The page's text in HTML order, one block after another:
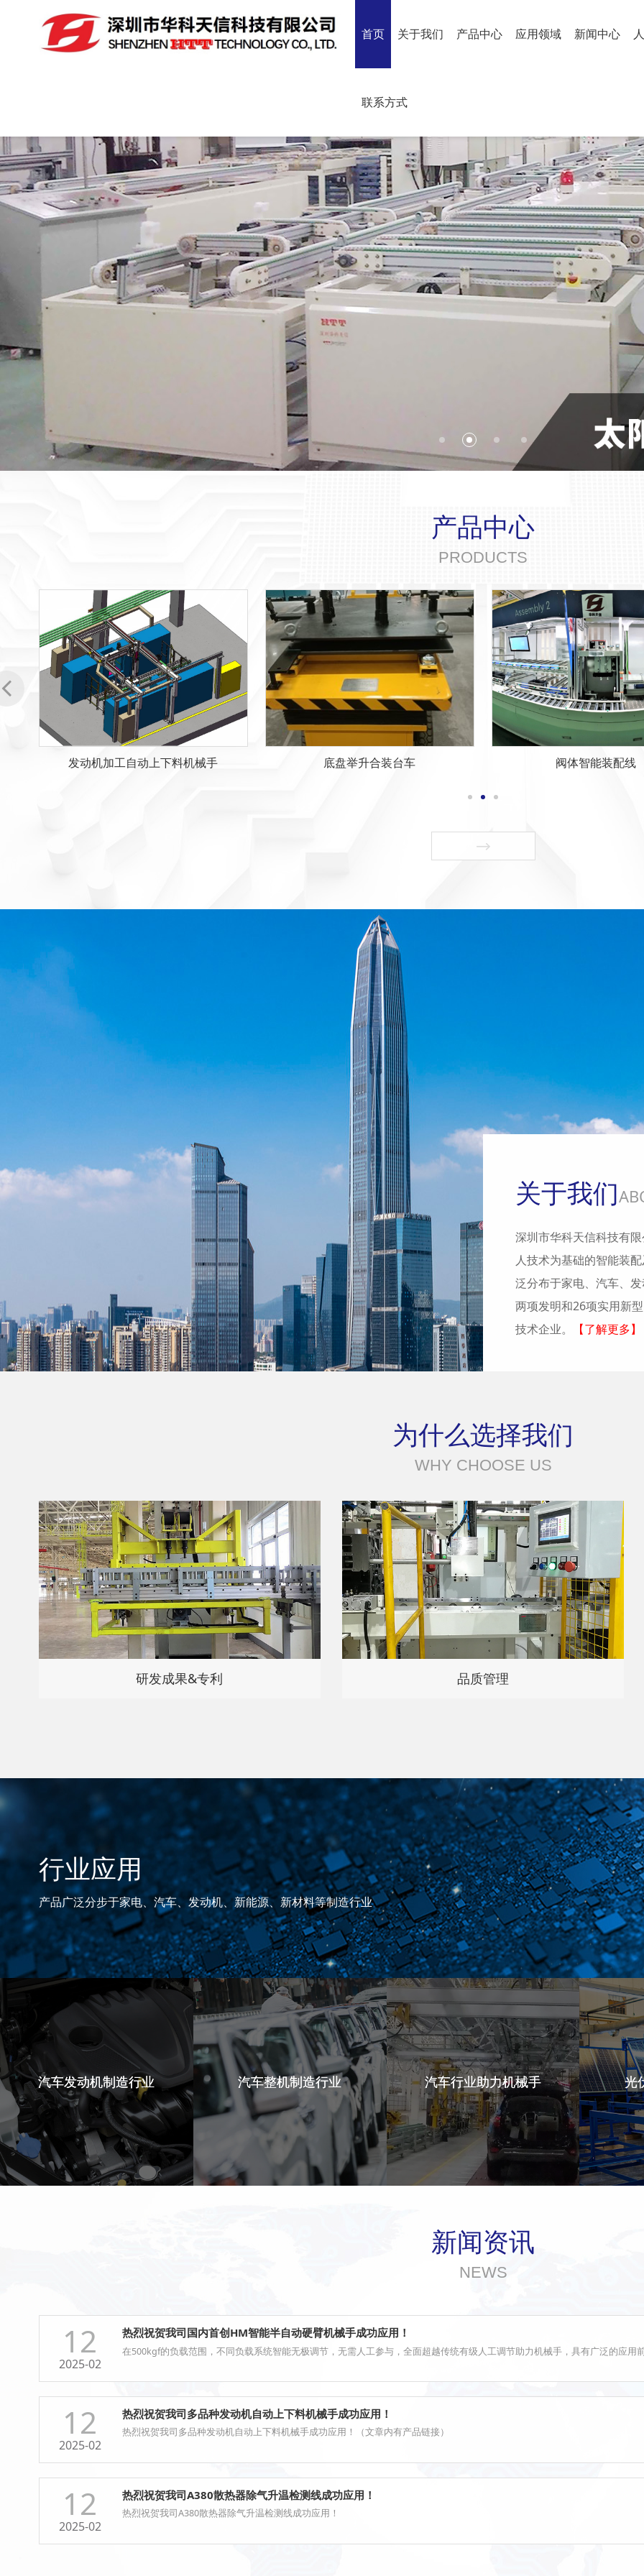
首页 关于我们 产品中心 应用领域 新闻中心
联系方式
产品中心
PRODUCTS
T型机械手-01 T型机械手-02 T型机械手-03
关于我们
深圳市华科天信科技有
人技术为基础的智能装
泛分布于家电、汽车、
两项发明和26项实用新
技术企业。
【了解更多】
为什么选择我们
WHY CHOOSE US
研发成果&专利 品质管理
行业应用
产品广泛分步于家电、汽车、发动机、新能源、新材料等制造行业
汽车发动机制造行业
汽车发动机制造行业 汽车整机制造行业
汽车整机制造行业 汽车行业助力机械手
汽车行业助力机械手 光
光
新闻资讯
NEWS
12
2025-02
热烈祝贺我司国内首创HM智能半自动硬臂机械手成功应用！
在500kgf的负载范围，不同负载系统智能无极调节，无需人工参与，全面超越传统有级人工调节助力机械手，具有广泛的应
12
2025-02
热烈祝贺我司多品种发动机自动上下料机械手成功应用！
热烈祝贺我司多品种发动机自动上下料机械手成功应用！（文章内有产品链接）
12
2025-02
热烈祝贺我司A380散热器除气升温检测线成功应用！
热烈祝贺我司A380散热器除气升温检测线成功应用！